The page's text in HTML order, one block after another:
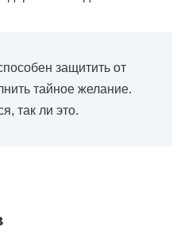
защитить от
тайное желание.
так ли это.